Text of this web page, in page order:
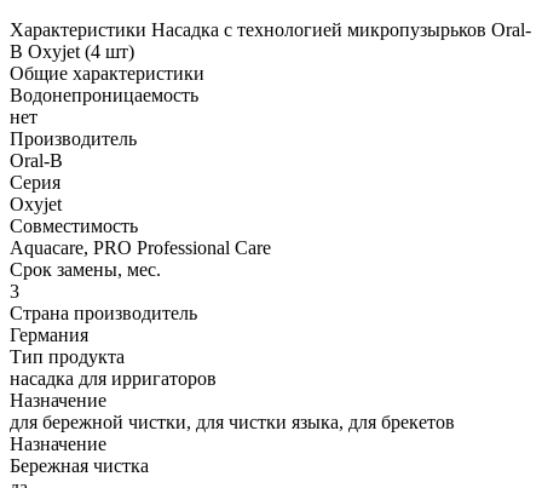
Характеристики Насадка с технологией микропузырьков Oral-
B Oxyjet (4 шт)
Общие характеристики
Водонепроницаемость
нет
Производитель
Oral-B
Серия
Oxyjet
Совместимость
Aquacare, PRO Professional Care
Срок замены, мес.
3
Страна производитель
Германия
Тип продукта
насадка для ирригаторов
Назначение
для бережной чистки, для чистки языка, для брекетов
Назначение
Бережная чистка